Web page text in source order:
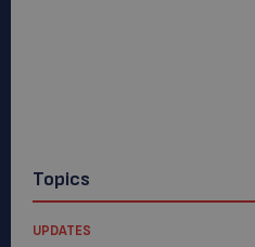
Topics
UPDATES